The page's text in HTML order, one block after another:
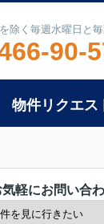
除く毎週水曜日と毎
90-
物件リクエス
気軽にお問い合